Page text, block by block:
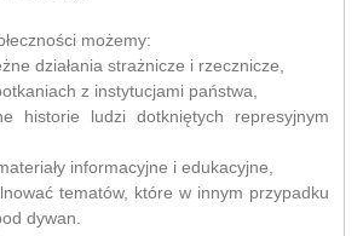
możemy:
działania strażnicze i rzecznicze,
z instytucjami państwa,
historie ludzi dotkniętych represyjnym
informacyjne i edukacyjne,
tematów, które w innym przypadku
dywan.